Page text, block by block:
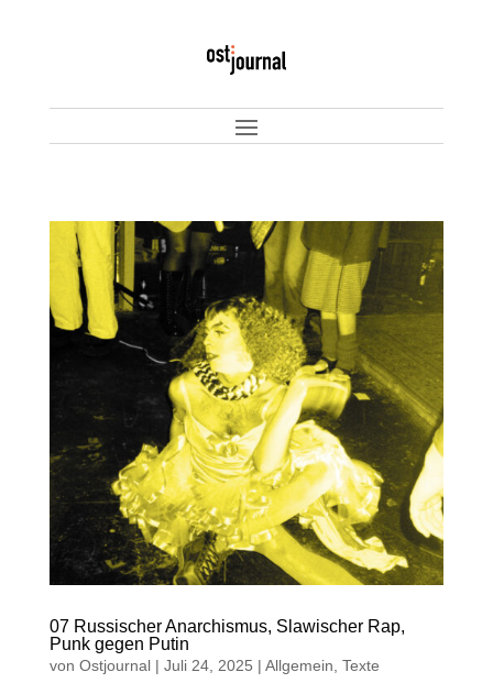
07 Russischer Anarchismus, Slawischer Rap,
Punk gegen Putin
von Ostjournal| Juli 24, 2025 | Allgemein Texte